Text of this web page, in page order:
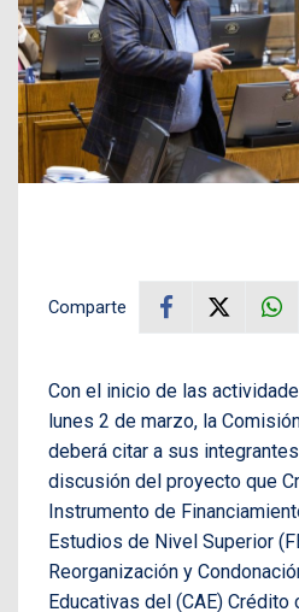
Comparte
Con el inicio de las
lunes 2 de marzo, la
deberá citar a sus
discusión del proyecto que
Instrumento de
Estudios de Nivel Superior
Reorganización y
Educativas del (CAE) Crédito